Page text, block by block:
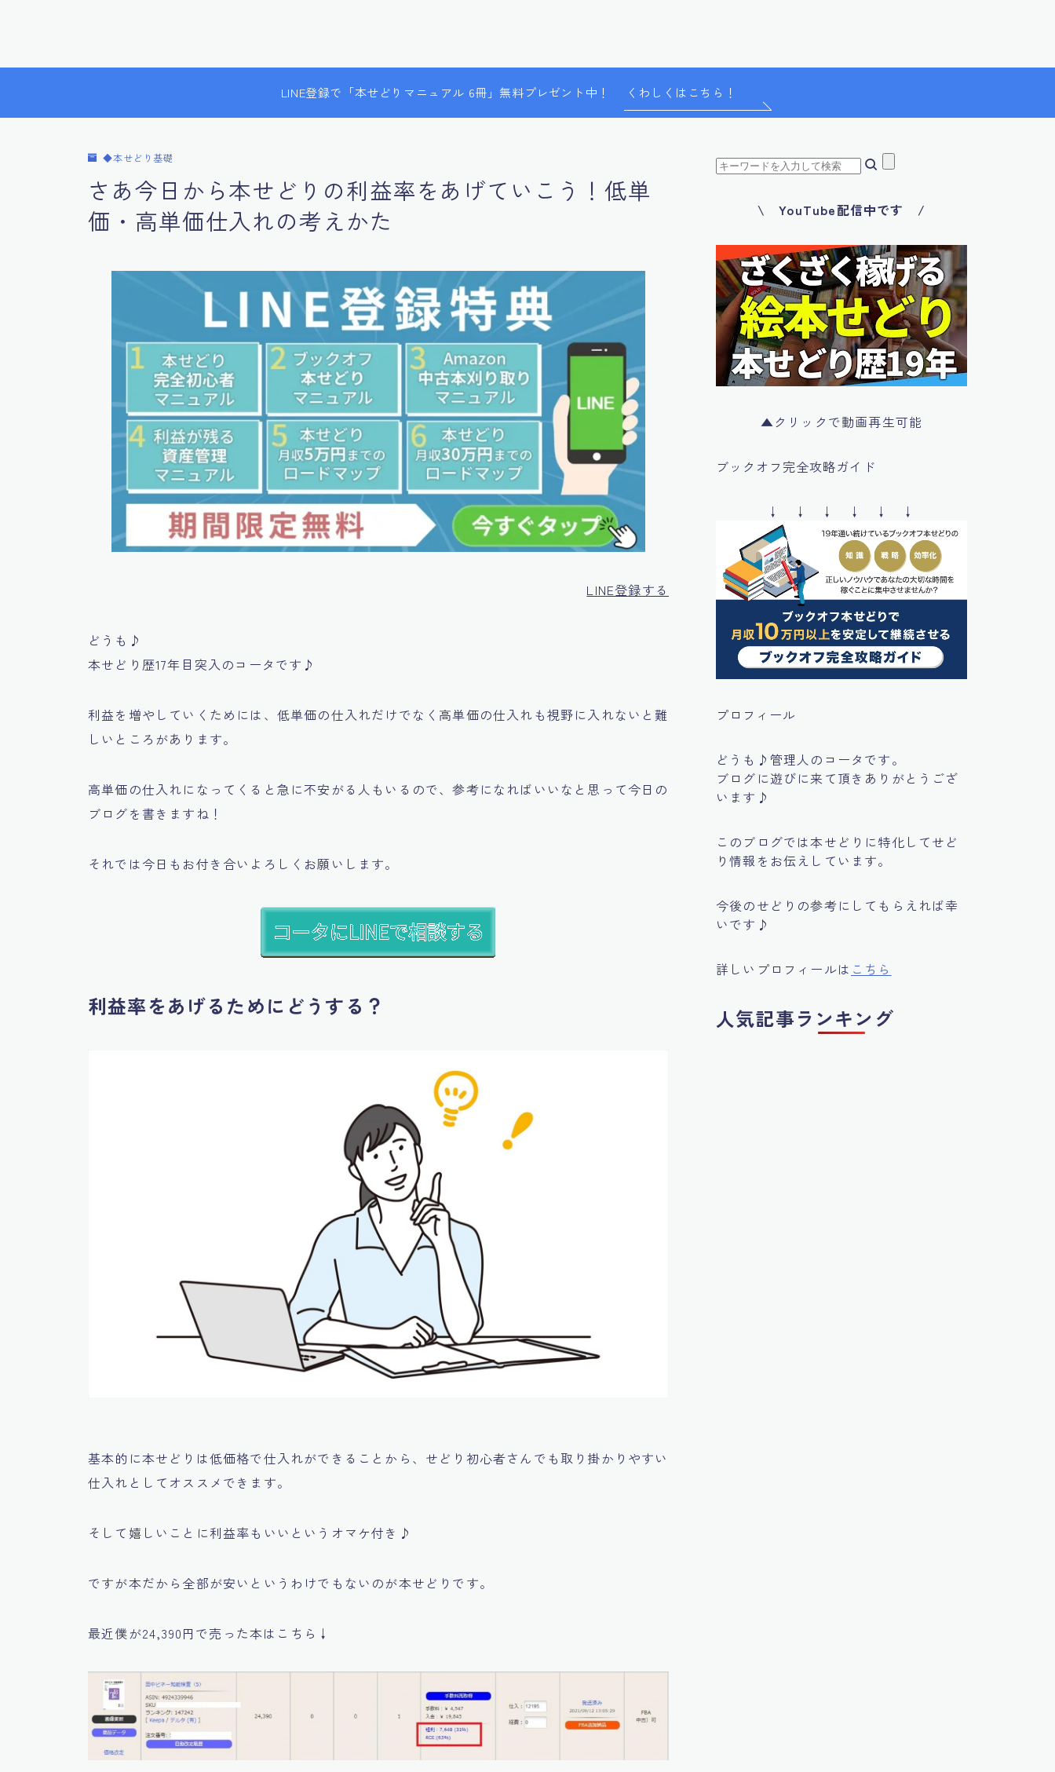
LINE登録で「本せどりマニュアル 6冊」無料プレゼント中！ くわしくはこちら！
◆本せどり基礎
さあ今日から本せどりの利益率をあげていこう！低単
価・高単価仕入れの考えかた
LINE登録する
どうも♪
本せどり歴17年目突入のコータです♪
利益を増やしていくためには、 低単価の仕入れだけでなく高単価の仕入れも視野に入れないと難
しいところがあります。
高単価の仕入れになってくると急に不安がる人もいるので、参考になればいいなと思って今日の
ブログを書きますね！
それでは今日もお付き合いよろしくお願いします。
利益率をあげるためにどうする？
基本的に本せどりは低価格で仕入れができることから、 せどり初心者さんでも取り掛かりやすい
仕入れとしてオススメできます。
そして嬉しいことに利益率もいいというオマケ付き♪
ですが本だから全部が安い というわけでもないのが本せどりです。
最近僕が24,390円で売った本はこちら↓
\ YouTube配信中です /
▲クリックで動画再生可能
ブックオフ完全攻略ガイド
↓ ↓ ↓ ↓ ↓ ↓
プロフィール
どうも♪管理人のコータです。
ブログに遊びに来て頂きありがとうござ
います♪
このブログでは本せどりに特化してせど
り情報をお伝えしています。
今後のせどりの参考にしてもらえれば幸
いです♪
詳しいプロフィールは こちら
人気記事ランキング